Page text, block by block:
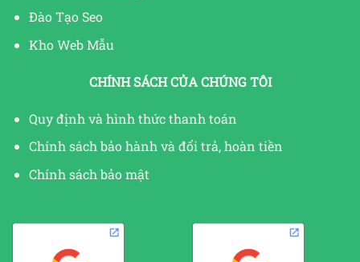
Đào Tạo Seo
Kho Web Mẫu
CHÍNH SÁCH CỦA CHÚNG TÔI
Quy định và hình thức thanh toán
Chính sách bảo hành và đổi trả, hoàn tiền
Chính sách bảo mật